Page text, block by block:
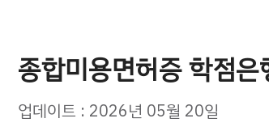
종합미용면허증 학점
업데이트 : 2026년 05월 20일